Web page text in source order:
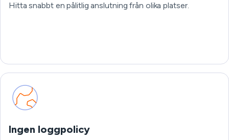
Hitta snabbt en pålitlig anslutning från olika platser.
Ingen loggpolicy